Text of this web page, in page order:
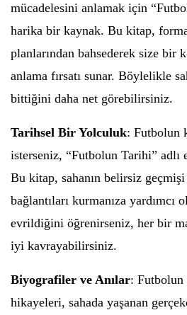
mücadelesini anlamak için
harika bir kaynak. Bu kitap,
planlarından bahsederek size bir
anlama fırsatı sunar. Böylelikle
bittiğini daha net görebilirsiniz.
Tarihsel Bir Yolculuk: Futbolun
isterseniz, “Futbolun Tarihi” adlı
Bu kitap, sahanın belirsiz
bağlantıları kurmanıza yardımcı
evrildiğini öğrenirseniz, her bir
iyi kavrayabilirsiniz.
Biyografiler ve Anılar: Futbolun
hikayeleri, sahada yaşanan